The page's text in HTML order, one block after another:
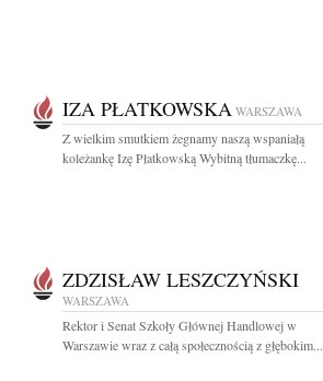
IZA PŁATKOWSKA WARSZAWA
Z wielkim smutkiem żegnamy naszą wspaniałą
koleżankę Izę Płatkowską Wybitną tłumaczkę...
ZDZISŁAW LESZCZYŃSKI
WARSZAWA
Rektor i Senat Szkoły Głównej Handlowej w
Warszawie wraz z całą społecznością z głębokim...